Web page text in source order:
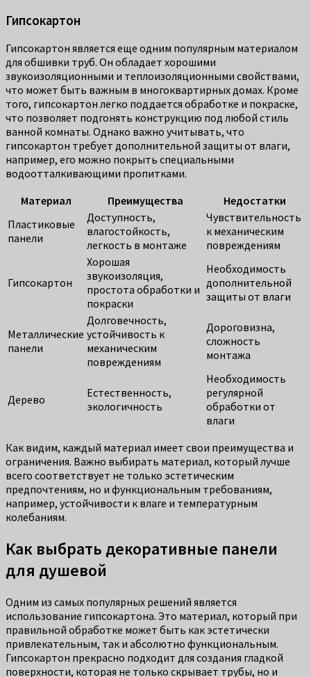
Гипсокартон
Гипсокартон является еще одним популярным материалом
для обшивки труб. Он обладает хорошими
звукоизоляционными и теплоизоляционными свойствами,
что может быть важным в многоквартирных домах. Кроме
того, гипсокартон легко поддается обработке и покраске,
что позволяет подгонять конструкцию под любой стиль
ванной комнаты. Однако важно учитывать, что
гипсокартон требует дополнительной защиты от влаги,
например, его можно покрыть специальными
водоотталкивающими пропитками.
Материал
Преимущества
Недостатки
Пластиковые
панели
Доступность,
влагостойкость,
легкость в монтаже
Чувствительность
к механическим
повреждениям
Гипсокартон
Хорошая
звукоизоляция,
простота обработки и
покраски
Необходимость
дополнительной
защиты от влаги
Металлические
панели
Долговечность,
устойчивость к
механическим
повреждениям
Дороговизна,
сложность
монтажа
Дерево
Естественность,
экологичность
Необходимость
регулярной
обработки от
влаги
Как видим, каждый материал имеет свои преимущества и
ограничения. Важно выбирать материал, который лучше
всего соответствует не только эстетическим
предпочтениям, но и функциональным требованиям,
например, устойчивости к влаге и температурным
колебаниям.
Как выбрать декоративные панели
для душевой
Одним из самых популярных решений является
использование гипсокартона. Это материал, который при
правильной обработке может быть как эстетически
привлекательным, так и абсолютно функциональным.
Гипсокартон прекрасно подходит для создания гладкой
поверхности, которая не только скрывает трубы, но и